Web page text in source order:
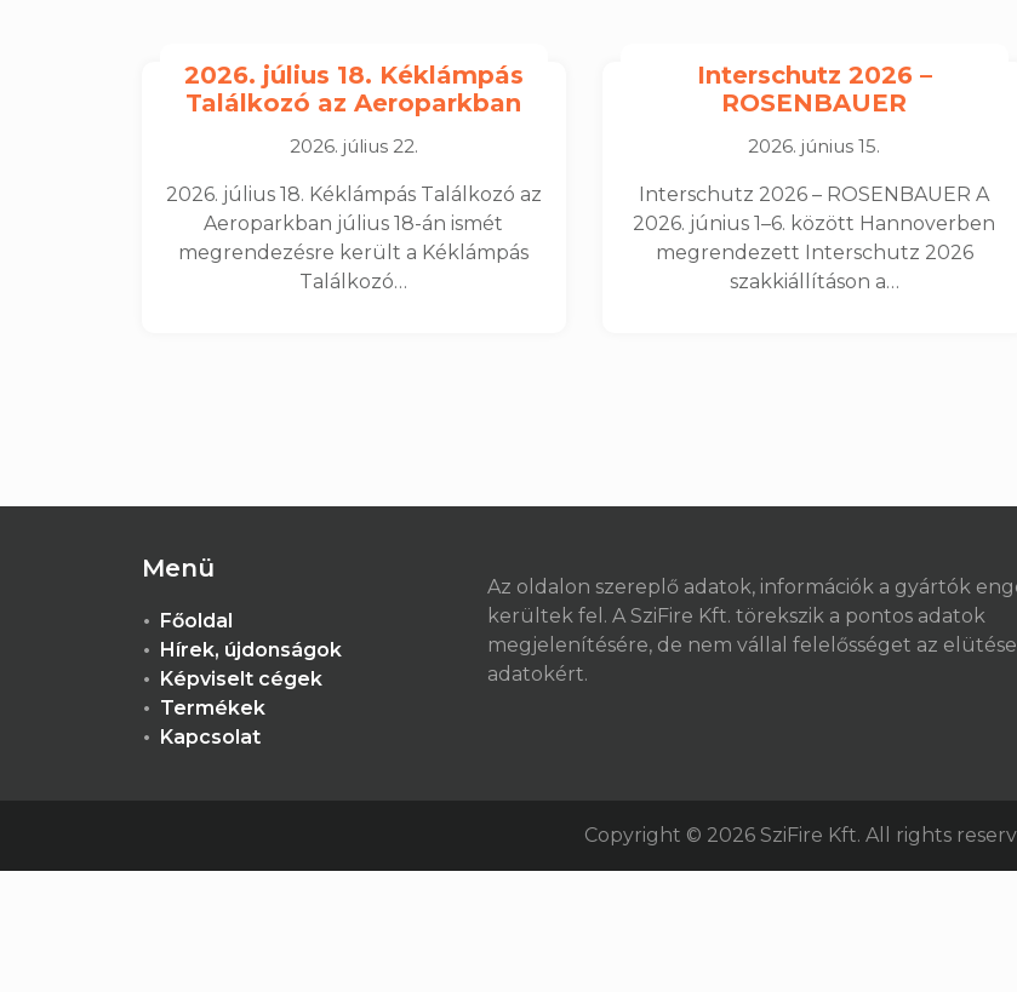
2026. július 18. Kéklámpás
Találkozó az Aeroparkban
2026. július 22.
2026. július 18. Kéklámpás Találkozó az
Aeroparkban július 18-án ismét
megrendezésre került a Kéklámpás
Találkozó…
Interschutz 2026 –
ROSENBAUER
2026. június 15.
Interschutz 2026 – ROSENBAUER A
2026. június 1–6. között Hannoverben
megrendezett Interschutz 2026
szakkiállításon a…
Menü
Főoldal
Hírek, újdonságok
Képviselt cégek
Termékek
Kapcsolat
Az oldalon szereplő adatok, információk a gyártók
kerültek fel. A SziFire Kft. törekszik a pontos adatok
megjelenítésére, de nem vállal felelősséget az
adatokért.
Copyright © 2026 SziFire Kft. All rights